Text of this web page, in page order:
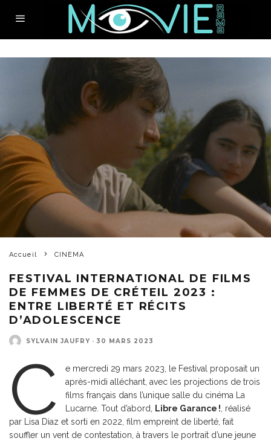
Accueil CINEMA
FESTIVAL INTERNATIONAL DE FILMS
DE FEMMES DE CRÉTEIL 2023 :
ENTRE LIBERTÉ ET RÉCITS
D’ADOLESCENCE
SYLVAIN JAUFRY · 30 MARS 2023
C
e mercredi 29 mars 2023, le Festival proposait un
après-midi alléchant, avec les projections de trois
films français dans l’unique salle du cinéma La
Lucarne. Tout d’abord, Libre Garance !, réalisé
par Lisa Diaz et sorti en 2022, film empreint de liberté, fait
souffler un vent de contestation, à travers le portrait d’une jeune